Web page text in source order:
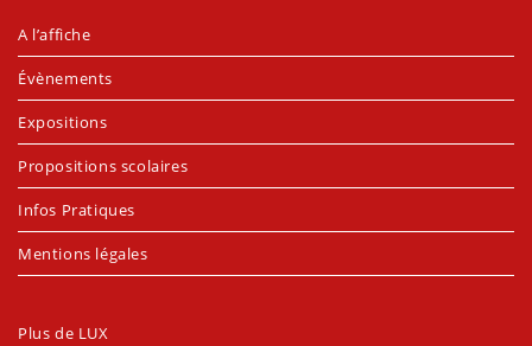
A l’affiche
Évènements
Expositions
Propositions scolaires
Infos Pratiques
Mentions légales
Plus de LUX